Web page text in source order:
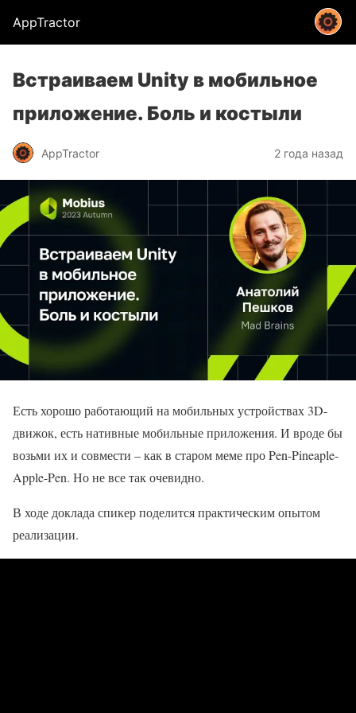
AppTractor
Встраиваем Unity в мобильное
приложение. Боль и костыли
AppTractor 2 года назад
Есть хорошо работающий на мобильных устройствах 3D-
движок, есть нативные мобильные приложения. И вроде бы
возьми их и совмести – как в старом меме про Pen-Pineaple-
Apple-Pen. Но не все так очевидно.
В ходе доклада спикер поделится практическим опытом
реализации.